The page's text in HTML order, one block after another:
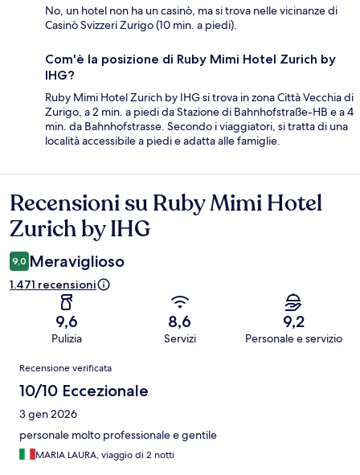
No, un hotel non ha un casinò, ma si trova nelle vicinanze di
Casinò Svizzeri Zurigo (10 min. a piedi).
Com'è la posizione di Ruby Mimi Hotel Zurich by
IHG?
Ruby Mimi Hotel Zurich by IHG si trova in zona Città Vecchia di
Zurigo, a 2 min. a piedi da Stazione di Bahnhofstraße-HB e a 4
min. da Bahnhofstrasse. Secondo i viaggiatori, si tratta di una
località accessibile a piedi e adatta alle famiglie.
Recensioni
Recensioni su Ruby Mimi Hotel
Zurich by IHG
9,0 Meraviglioso
1.471 recensioni
9,6
Pulizia
8,6
Servizi
9,2
Personale e servizio
Recensioni
Recensione verificata
10/10 Eccezionale
3 gen 2026
personale molto professionale e gentile
MARIA LAURA, viaggio di 2 notti